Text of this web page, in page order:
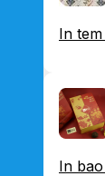
In
In